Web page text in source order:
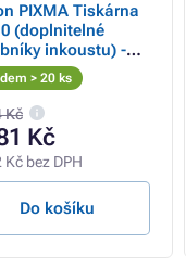
PIXMA Tiskárna
(doplnitelné
inkoustu) -
MF (tisk,
sken, cloud),
Wi-Fi
> 20 ks
Kč
Kč
Kč bez DPH
Do košíku